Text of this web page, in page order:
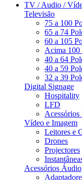
TV / Audio /
Televisão
75 a 100
65 a 74
60 a 105
Acima 100
40 a 64
40 a 59
32 a 39
Digital Signage
Hospitality
LFD
Vídeo e Imagem
Leitores e
Drones
Projectores
Acessórios Áudio